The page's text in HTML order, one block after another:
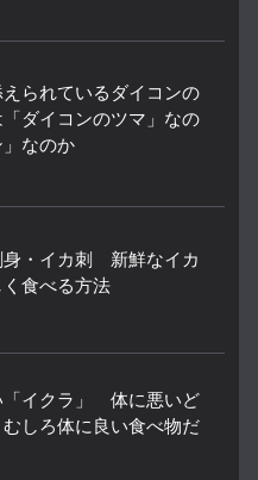
られているダイコンの
ダイコンのツマ」なの
なのか
身・イカ刺 新鮮なイカ
く食べる方法
「イクラ」 体に悪いど
むしろ体に良い食べ物だ